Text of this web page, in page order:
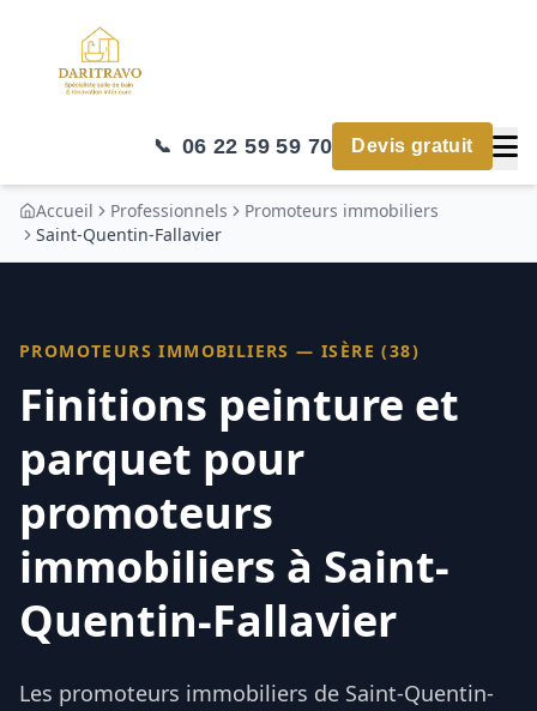
📞 06 22 59 59 70 Devis gratuit
Accueil Professionnels
Promoteurs immobiliers
Saint-Quentin-Fallavier
PROMOTEURS IMMOBILIERS —ISÈRE (38)
Finitions peinture et
parquet pour
promoteurs
immobiliers à Saint-
Quentin-Fallavier
Les promoteurs immobiliers de Saint-Quentin-